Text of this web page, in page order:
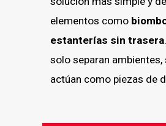
elementos como
estanterías sin trasera
solo separan ambientes,
actúan como piezas de